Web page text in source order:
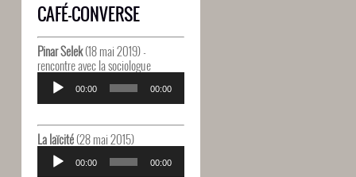
CAFÉ-CONVERSE
Pinar Selek(18 mai 2019) -
rencontre avec la sociologue
Lecteur
audio
00:00 00:00
La laïcité(28 mai 2015)
Lecteur
audio
00:00 00:00